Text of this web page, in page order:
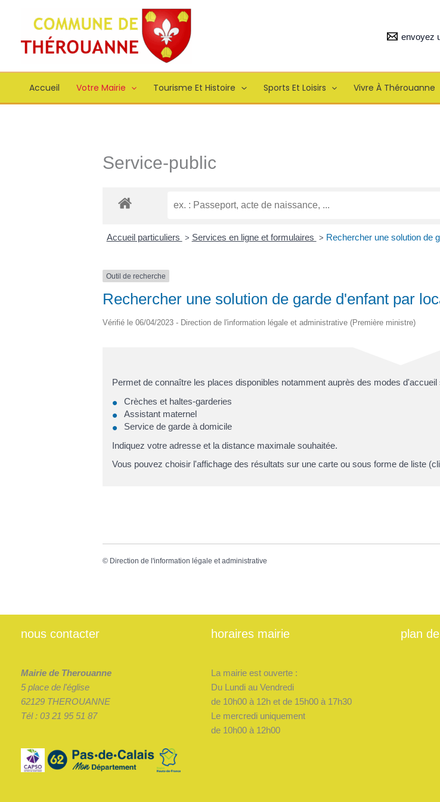
envoyez
Accueil Votre Mairie Tourisme Et Histoire Sports Et Loisirs Vivre À Thérouanne
Service-public
Accueil particuliers > Services en ligne et formulaires > Rechercher une solution de
Outil de recherche
Rechercher une solution de garde d'enfant par
Vérifié le 06/04/2023 - Direction de l'information légale et administrative (Première ministre)
Permet de connaître les places disponibles notamment auprès des modes d'accueil
Crèches et haltes-garderies
Assistant maternel
Service de garde à domicile
Indiquez votre adresse et la distance maximale souhaitée.
Vous pouvez choisir l'affichage des résultats sur une carte ou sous forme de liste
© Direction de l'information légale et administrative
nous contacter
Mairie de Therouanne
5 place de l'église
62129 THEROUANNE
Tél : 03 21 95 51 87
horaires mairie
La mairie est ouverte :
Du Lundi au Vendredi
de 10h00 à 12h et de 15h00 à 17h30
Le mercredi uniquement
de 10h00 à 12h00
plan